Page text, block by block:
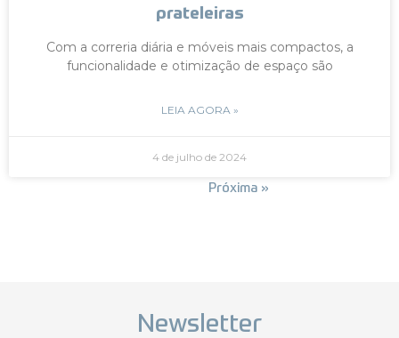
prateleiras
Com a correria diária e móveis mais compactos, a
funcionalidade e otimização de espaço são
LEIA AGORA »
4 de julho de 2024
Próxima »
Newsletter